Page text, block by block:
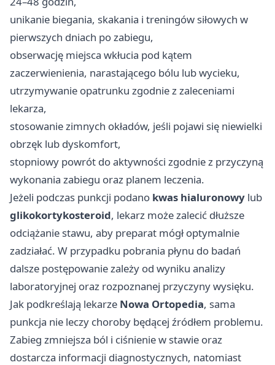
unikanie biegania, skakania i treningów siłowych w
pierwszych dniach po zabiegu,
obserwację miejsca wkłucia pod kątem
zaczerwienienia, narastającego bólu lub wycieku,
utrzymywanie opatrunku zgodnie z zaleceniami
lekarza,
stosowanie zimnych okładów, jeśli pojawi się niewielki
obrzęk lub dyskomfort,
stopniowy powrót do aktywności zgodnie z przyczyną
wykonania zabiegu oraz planem leczenia.
Jeżeli podczas punkcji podano kwas hialuronowy lub
glikokortykosteroid, lekarz może zalecić dłuższe
odciążanie stawu, aby preparat mógł optymalnie
zadziałać. W przypadku pobrania płynu do badań
dalsze postępowanie zależy od wyniku analizy
laboratoryjnej oraz rozpoznanej przyczyny wysięku.
Jak podkreślają lekarze Nowa Ortopedia, sama
punkcja nie leczy choroby będącej źródłem problemu.
Zabieg zmniejsza ból i ciśnienie w stawie oraz
dostarcza informacji diagnostycznych, natomiast